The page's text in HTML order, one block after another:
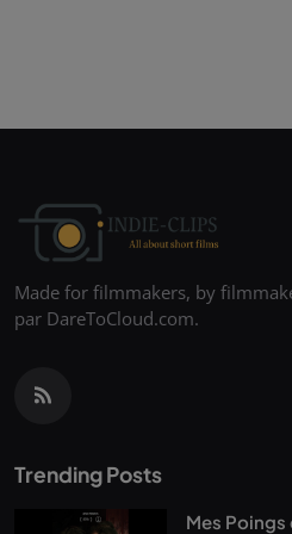
Made for filmmakers, by
par DareToCloud.com.
Trending Posts
Mes Poings